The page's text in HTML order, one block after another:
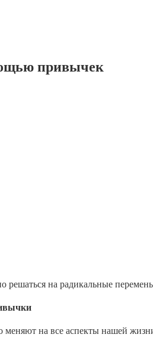
привычек
решаться на радикальные
на все аспекты нашей